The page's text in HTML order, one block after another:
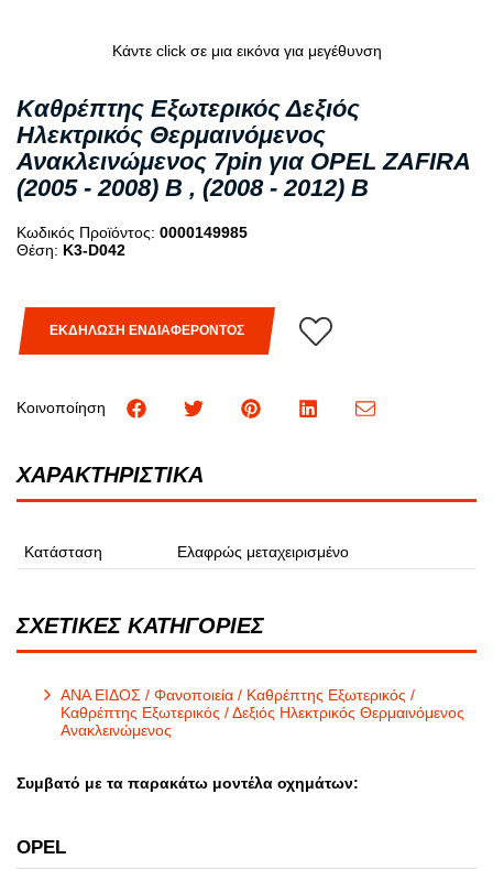
Κάντε click σε μια εικόνα για μεγέθυνση
Καθρέπτης Εξωτερικός Δεξιός
Ηλεκτρικός Θερμαινόμενος
Ανακλεινώμενος 7pin για OPEL ZAFIRA
(2005 - 2008) B , (2008 - 2012) B
Κωδικός Προϊόντος: 0000149985
Θέση: K3-D042
ΕΚΔΗΛΩΣΗ ΕΝΔΙΑΦΕΡΟΝΤΟΣ
Κοινοποίηση
ΧΑΡΑΚΤΗΡΙΣΤΙΚΑ
Κατάσταση Ελαφρώς μεταχειρισμένο
ΣΧΕΤΙΚΕΣ ΚΑΤΗΓΟΡΙΕΣ
ΑΝΑ ΕΙΔΟΣ / Φανοποιεία / Καθρέπτης Εξωτερικός /
Καθρέπτης Εξωτερικός / Δεξιός Ηλεκτρικός Θερμαινόμενος
Ανακλεινώμενος
Συμβατό με τα παρακάτω μοντέλα οχημάτων:
OPEL